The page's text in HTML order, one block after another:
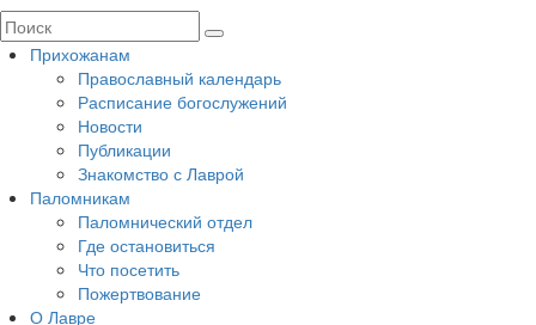
Прихожанам
Православный календарь
Расписание богослужений
Новости
Публикации
Знакомство с Лаврой
Паломникам
Паломнический отдел
Где остановиться
Что посетить
Пожертвование
О Лавре